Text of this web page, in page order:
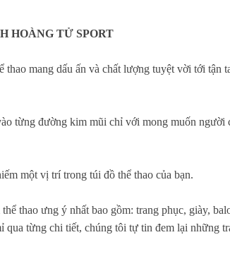
HOÀNG TỬ SPORT
mang dấu ấn và chất lượng tuyệt vời tới tận
từng đường kim mũi chỉ với mong muốn người
một vị trí trong túi đồ thể thao của bạn.
thao ưng ý nhất bao gồm: trang phục, giày,
từng chi tiết, chúng tôi tự tin đem lại những